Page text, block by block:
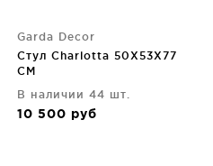
Garda Decor
Стул Charlotta 50X53X77
CM
В наличии 44 шт.
10 500 руб